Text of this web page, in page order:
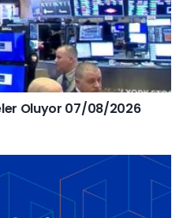
Oluyor 07/08/2026